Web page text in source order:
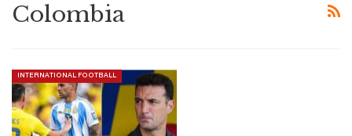
Colombia
INTERNATIONAL FOOTBALL